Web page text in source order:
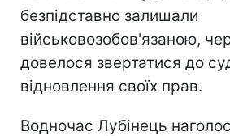
безпідставно залишали
військовозобов'язаною,
довелося звертатися до
відновлення своїх прав.
Водночас Лубінець